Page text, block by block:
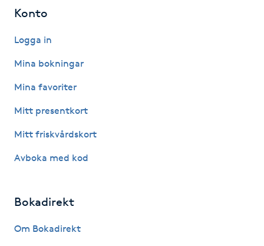
Hypnos
Hårbottenbehandling
Hårförlängning
Hårvård
Konto
Logga in
Mina bokningar
Mina favoriter
Mitt presentkort
Mitt friskvårdskort
Avboka med kod
Bokadirekt
Om Bokadirekt